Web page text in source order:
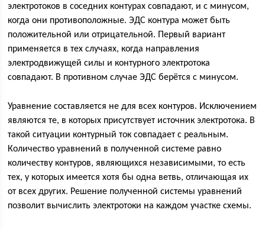
электротоков в соседних контурах совпадают, и с минусом,
когда они противоположные. ЭДС контура может быть
положительной или отрицательной. Первый вариант
применяется в тех случаях, когда направления
электродвижущей силы и контурного электротока
совпадают. В противном случае ЭДС берётся с минусом.
Уравнение составляется не для всех контуров. Исключением
являются те, в которых присутствует источник электротока. В
такой ситуации контурный ток совпадает с реальным.
Количество уравнений в полученной системе равно
количеству контуров, являющихся независимыми, то есть
тех, у которых имеется хотя бы одна ветвь, отличающая их
от всех других. Решение полученной системы уравнений
позволит вычислить электротоки на каждом участке схемы.